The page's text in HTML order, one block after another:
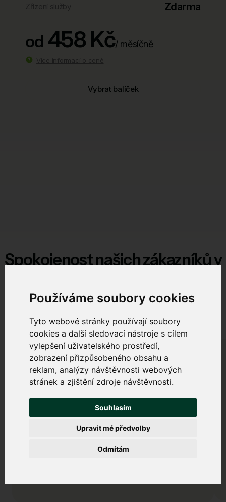
Používáme soubory cookies
Tyto webové stránky používají soubory
cookies a další sledovací nástroje s cílem
vylepšení uživatelského prostředí,
zobrazení přizpůsobeného obsahu a
reklam, analýzy návštěvnosti webových
stránek a zjištění zdroje návštěvnosti.
Souhlasím
Odmítám
Upravit mé předvolby
Zdarma
od 458 Kč/ měsíčně
Vybrat balíček
Spokojenost našich zákazníků v
V této lokalitě zajišťujeme spolehlivé připojení domácností.
A jak jsou spokojeni:
AH
Bezdrátové připojení u nás na chatě funguje výborně,
a to i během deště. Chválím
rychlou reakci na jakýkoli...